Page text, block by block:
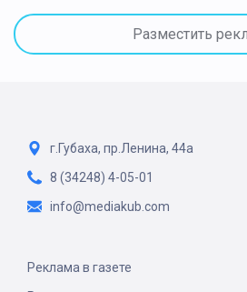
Разместить
г.Губаха, пр.Ленина, 44а
8 (34248) 4-05-01
info@mediakub.com
Реклама в газете